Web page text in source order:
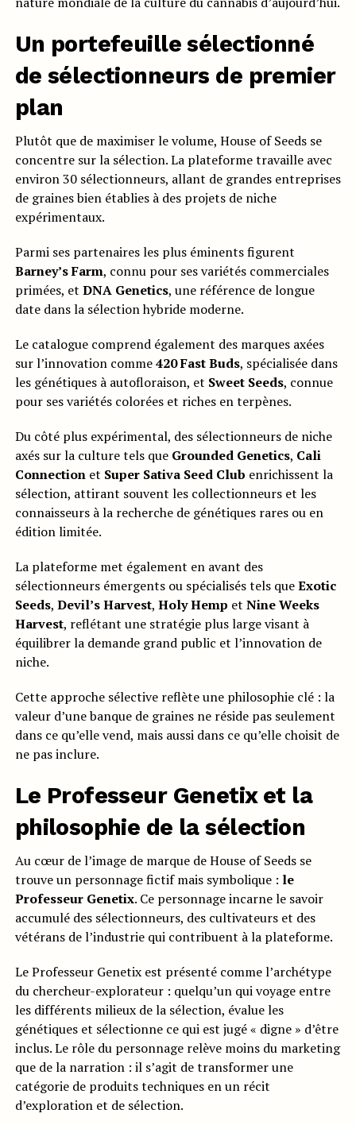
Un portefeuille sélectionné
de sélectionneurs de premier
plan
Plutôt que de maximiser le volume, House of Seeds se
concentre sur la sélection. La plateforme travaille avec
environ 30 sélectionneurs, allant de grandes entreprises
de graines bien établies à des projets de niche
expérimentaux.
Parmi ses partenaires les plus éminents figurent
Barney’s Farm, connu pour ses variétés commerciales
primées, et DNA Genetics, une référence de longue
date dans la sélection hybride moderne.
Le catalogue comprend également des marques axées
sur l’innovation comme420 Fast Buds, spécialisée dans
les génétiques à autofloraison, et Sweet Seeds, connue
pour ses variétés colorées et riches en terpènes.
Du côté plus expérimental, des sélectionneurs de niche
axés sur la culture tels que Grounded Genetics, Cali
Connectionet Super Sativa Seed Club enrichissent la
sélection, attirant souvent les collectionneurs et les
connaisseurs à la recherche de génétiques rares ou en
édition limitée.
La plateforme met également en avant des
sélectionneurs émergents ou spécialisés tels queExotic
Seeds, Devil’s Harvest, Holy Hemp et Nine Weeks
Harvest, reflétant une stratégie plus large visant à
équilibrer la demande grand public et l’innovation de
niche.
Cette approche sélective reflète une philosophie clé : la
valeur d’une banque de graines ne réside pas seulement
dans ce qu’elle vend, mais aussi dans ce qu’elle choisit de
ne pas inclure.
Le Professeur Genetix et la
philosophie de la sélection
Au cœur de l’image de marque de House of Seeds se
trouve un personnage fictif mais symbolique : le
Professeur Genetix. Ce personnage incarne le savoir
accumulé des sélectionneurs, des cultivateurs et des
vétérans de l’industrie qui contribuent à la plateforme.
Le Professeur Genetix est présenté comme l’archétype
du chercheur-explorateur : quelqu’un qui voyage entre
les différents milieux de la sélection, évalue les
génétiques et sélectionne ce qui est jugé « digne » d’être
inclus. Le rôle du personnage relève moins du marketing
que de la narration : il s’agit de transformer une
catégorie de produits techniques en un récit
d’exploration et de sélection.